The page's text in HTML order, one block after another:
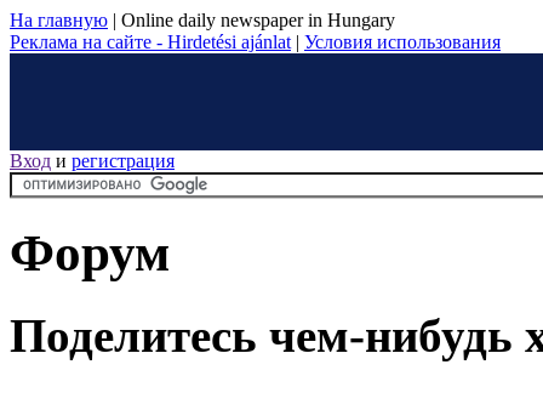
На главную | Online daily newspaper in Hungary
Реклама на сайте - Hirdetési ajánlat | Условия использования
Вход и регистрация
Форум
Поделитесь чем-